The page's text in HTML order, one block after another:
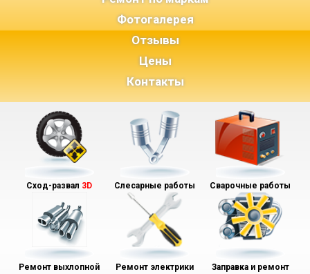
Фотогалерея
Отзывы
Цены
Контакты
Сход-развал 3D Слесарные работы Сварочные работы
Ремонт выхлопной
Ремонт электрики
Заправка и ремонт